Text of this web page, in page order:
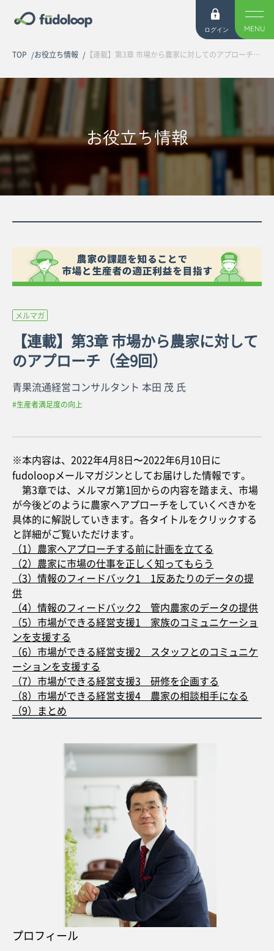
ログイン MENU
TOP お役立ち情報 【連載】第3章 市場から農家に対してのアプローチ（全9回）
お役立ち情報
メルマガ
【連載】第3章 市場から農家に対して
のアプローチ（全9回）
青果流通経営コンサルタント 本田 茂 氏
#生産者満足度の向上
※本内容は、2022年4月8日〜2022年6月10日に
fudoloopメールマガジンとしてお届けした情報です。
第3章では、メルマガ第1回からの内容を踏まえ、市場
が今後どのように農家へアプローチをしていくべきかを
具体的に解説していきます。各タイトルをクリックする
と詳細がご覧いただけます。
（1）農家へアプローチする前に計画を立てる
（2）農家に市場の仕事を正しく知ってもらう
（3）情報のフィードバック1 1反あたりのデータの提
供
（4）情報のフィードバック2 管内農家のデータの提供
（5）市場ができる経営支援1 家族のコミュニケーショ
ンを支援する
（6）市場ができる経営支援2 スタッフとのコミュニケ
ーションを支援する
（7）市場ができる経営支援3 研修を企画する
（8）市場ができる経営支援4 農家の相談相手になる
（9）まとめ
プロフィール